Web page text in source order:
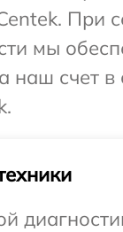
При
мы
наш счет